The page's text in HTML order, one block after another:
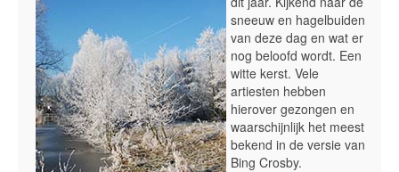
sneeuw en hagelbuiden
van deze dag en wat er
nog beloofd wordt. Een
witte kerst. Vele
artiesten hebben
hierover gezongen en
waarschijnlijk het meest
bekend in de versie van
Bing Crosby.